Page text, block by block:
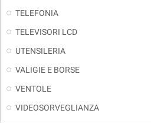
TELEFONIA
TELEVISORI LCD
UTENSILERIA
VALIGIE E BORSE
VENTOLE
VIDEOSORVEGLIANZA